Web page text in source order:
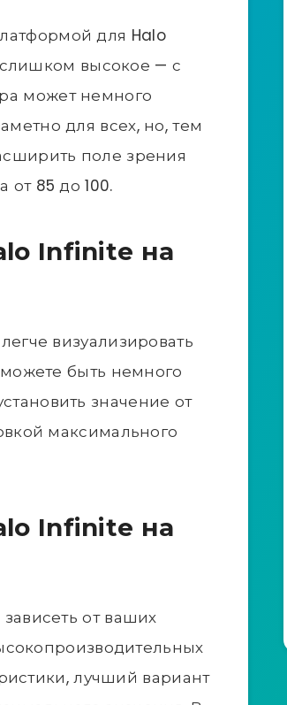
для Halo
слишком высокое — с
может немного
для всех, но, тем
поле зрения
от 85 до 100.
Infinite на
визуализировать
быть немного
значение от
максимального
Infinite на
от ваших
лучший вариант